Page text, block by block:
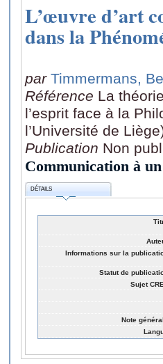
L’œuvre d’art
dans la
par Timmermans,
Référence La
l’esprit face à la
l’Université de
Publication Non
Communication à
DÉTAILS
Informations sur la
Statut de
Sujet
Note